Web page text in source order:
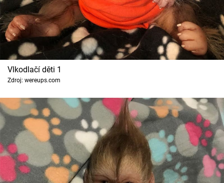
Cool Esport
Pořady
TV Program
Sledujte prima+
Přihlášení
Sledujte nás
Vlkodlačí děti 1
Zdroj: wereups.com